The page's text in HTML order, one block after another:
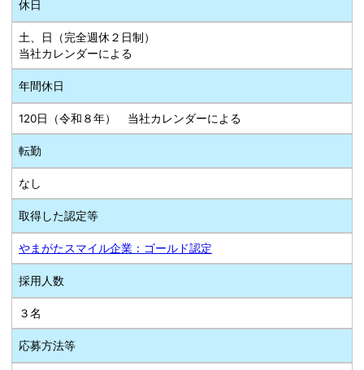
休日
土、日（完全週休２日制）
当社カレンダーによる
年間休日
120日（令和８年） 当社カレンダーによる
転勤
なし
取得した認定等
やまがたスマイル企業：ゴールド認定
採用人数
３名
応募方法等